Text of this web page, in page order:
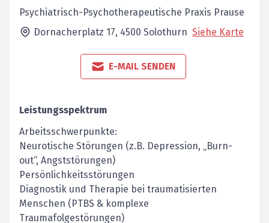
Psychiatrisch-Psychotherapeutische Praxis Prause
Dornacherplatz 17, 4500 Solothurn Siehe Karte
E-MAIL SENDEN
Leistungsspektrum
Arbeitsschwerpunkte:
Neurotische Störungen (z.B. Depression, „Burn-
out“, Angststörungen)
Persönlichkeitsstörungen
Diagnostik und Therapie bei traumatisierten
Menschen (PTBS & komplexe
Traumafolgestörungen)